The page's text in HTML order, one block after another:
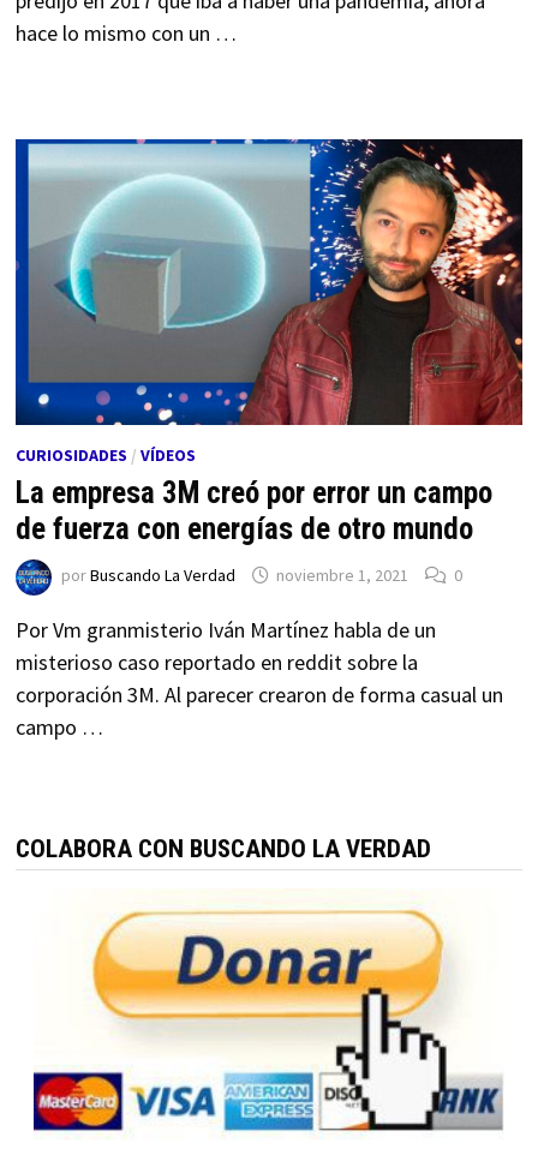
hace lo mismo con un …
CURIOSIDADES / VÍDEOS
La empresa 3M creó por error un campo
de fuerza con energías de otro mundo
porBuscando La Verdad noviembre 1, 2021 0
Por Vm granmisterio Iván Martínez habla de un
misterioso caso reportado en reddit sobre la
corporación 3M. Al parecer crearon de forma casual un
campo …
COLABORA CON BUSCANDO LA VERDAD